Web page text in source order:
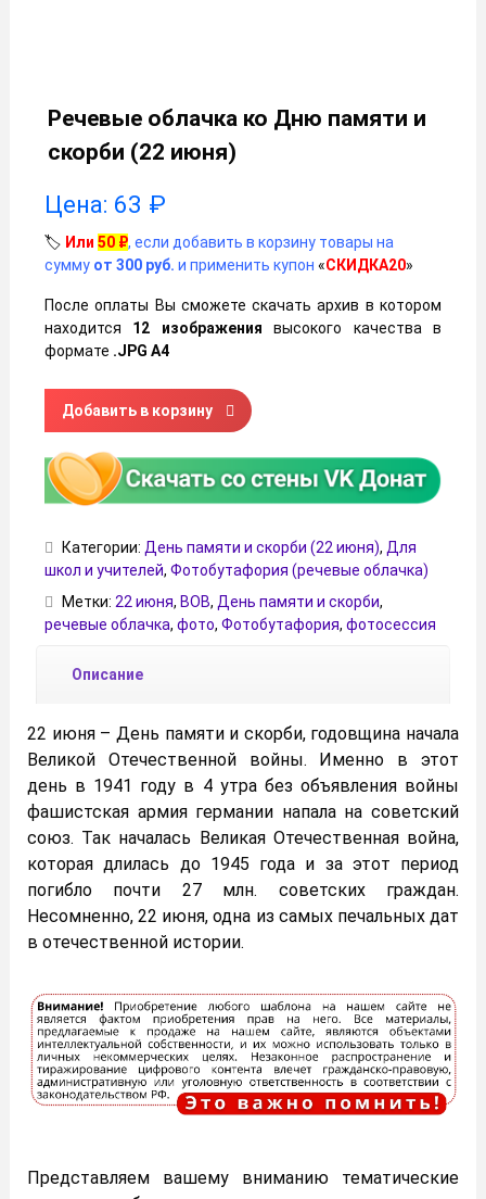
Речевые облачка ко Дню памяти и
скорби (22 июня)
Цена: 63 ₽
🏷️ Или 50 ₽, если добавить в корзину товары на
сумму от 300 руб. и применить купон «СКИДКА20»
После оплаты Вы сможете скачать архив в котором
находится 12 изображениявысокого качества в
формате .JPG А4
Количество товара Речевые облачка ко Дню памяти и
Добавить в корзину
Категории: День памяти и скорби (22 июня), Для
школ и учителей, Фотобутафория (речевые облачка)
Метки: 22 июня, ВОВ, День памяти и скорби,
речевые облачка, фото, Фотобутафория, фотосессия
Описание
22 июня – День памяти и скорби, годовщина начала
Великой Отечественной войны. Именно в этот
день в 1941 году в 4 утра без объявления войны
фашистская армия германии напала на советский
союз. Так началась Великая Отечественная война,
которая длилась до 1945 года и за этот период
погибло почти 27 млн. советских граждан.
Несомненно, 22 июня, одна из самых печальных дат
в отечественной истории.
Представляем вашему вниманию тематические